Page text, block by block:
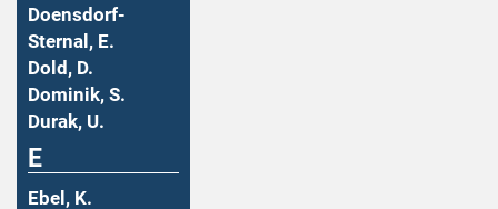
Doensdorf-
Sternal, E.
Dold, D.
Dominik, S.
Durak, U.
E
Ebel, K.